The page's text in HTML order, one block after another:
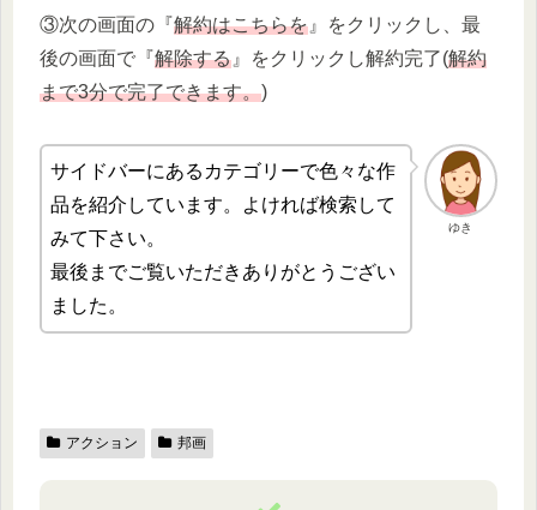
③次の画面の『解約はこちらを 』をクリックし、最
後の画面で『解除する 』をクリックし解約完了(解約
まで3分で完了できます。)
ゆき
サイドバーにあるカテゴリーで色々な作
品を紹介しています。よければ検索して
みて下さい。
最後までご覧いただきありがとうござい
ました。
アクション 邦画